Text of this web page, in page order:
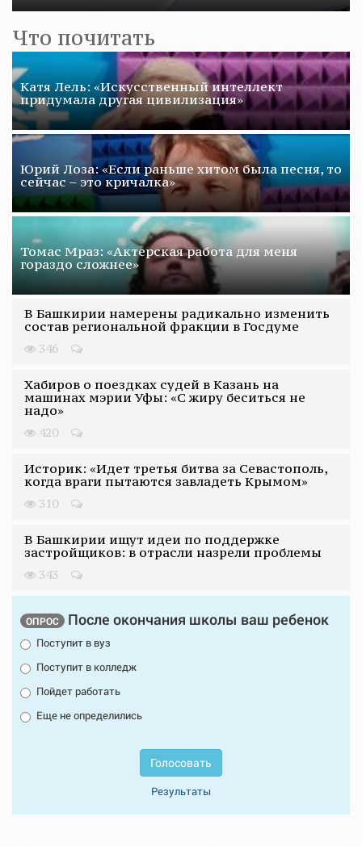
Что почитать
Катя Лель: «Искусственный интеллект
придумала другая цивилизация»
Юрий Лоза: «Если раньше хитом была песня, то
сейчас – это кричалка»
Томас Мраз: «Актерская работа для меня
гораздо сложнее»
В Башкирии намерены радикально изменить
состав региональной фракции в Госдуме
346
Хабиров о поездках судей в Казань на
машинах мэрии Уфы: «С жиру беситься не
надо»
420
Историк: «Идет третья битва за Севастополь,
когда враги пытаются завладеть Крымом»
310
В Башкирии ищут идеи по поддержке
застройщиков: в отрасли назрели проблемы
343
ОПРОС После окончания школы ваш ребенок
Поступит в вуз
Поступит в колледж
Пойдет работать
Еще не определились
Голосовать
Результаты